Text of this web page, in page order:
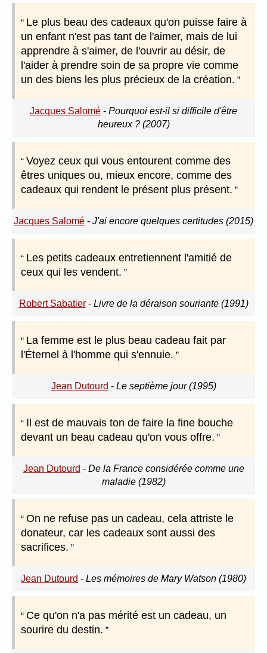
Le plus beau des cadeaux qu'on puisse faire à
un enfant n'est pas tant de l'aimer, mais de lui
apprendre à s'aimer, de l'ouvrir au désir, de
l'aider à prendre soin de sa propre vie comme
un des biens les plus précieux de la création.
Jacques Salomé - Pourquoi est-il si difficile d'être
heureux ? (2007)
Voyez ceux qui vous entourent comme des
êtres uniques ou, mieux encore, comme des
cadeaux qui rendent le présent plus présent.
Jacques Salomé - J'ai encore quelques certitudes (2015)
Les petits cadeaux entretiennent l'amitié de
ceux qui les vendent.
Robert Sabatier- Livre de la déraison souriante (1991)
La femme est le plus beau cadeau fait par
l'Éternel à l'homme qui s'ennuie.
Jean Dutourd - Le septième jour (1995)
Il est de mauvais ton de faire la fine bouche
devant un beau cadeau qu'on vous offre.
Jean Dutourd - De la France considérée comme une
maladie (1982)
On ne refuse pas un cadeau, cela attriste le
donateur, car les cadeaux sont aussi des
sacrifices.
Jean Dutourd - Les mémoires de Mary Watson (1980)
Ce qu'on n'a pas mérité est un cadeau, un
sourire du destin.